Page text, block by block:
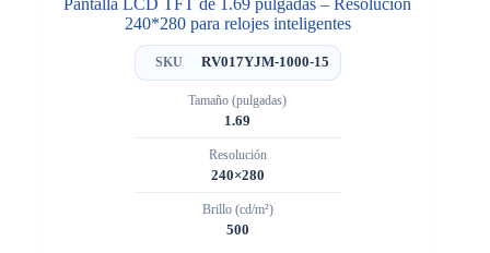
Pantalla LCD TFT de 1.69 pulgadas – Resolución
240*280 para relojes inteligentes
SKU RV017YJM-1000-15
Tamaño (pulgadas)
1.69
Resolución
240×280
Brillo (cd/m²)
500